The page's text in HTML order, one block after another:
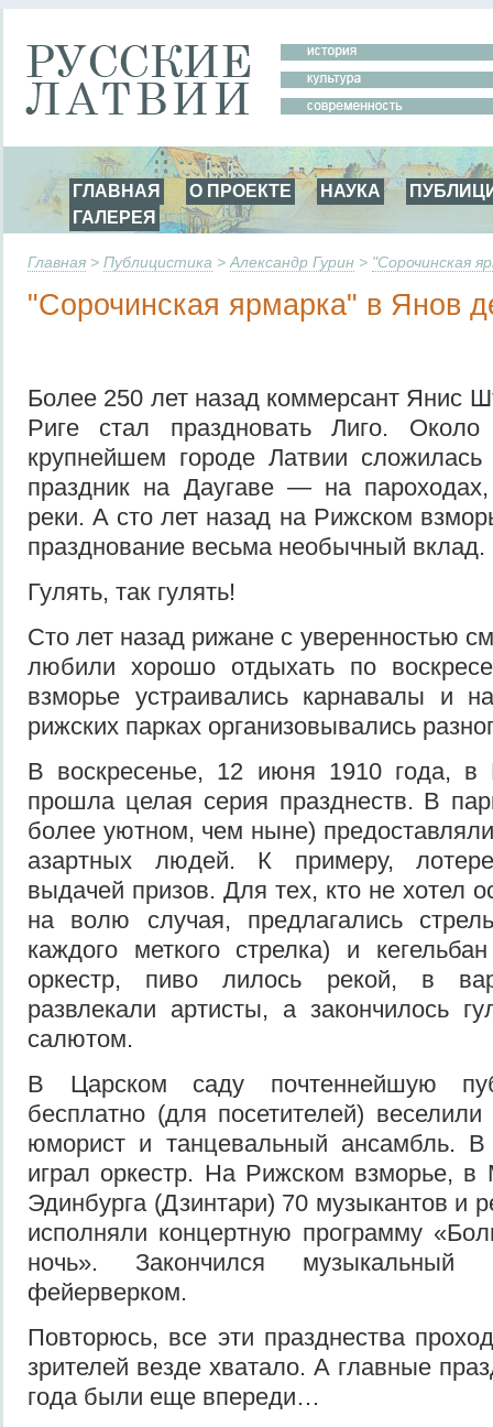
ГЛАВНАЯ О ПРОЕКТЕ НАУКА
ГАЛЕРЕЯ
Главная > Публицистика > Александр Гурин > "Сорочинская
"Сорочинская ярмарка" в Янов
Более 250 лет назад коммерсант Янис
Риге стал праздновать Лиго.
крупнейшем городе Латвии сложилась
праздник на Даугаве — на
реки. А сто лет назад на Рижском
празднование весьма необычный вклад.
Гулять, так гулять!
Сто лет назад рижане с уверенностью
любили хорошо отдыхать по
взморье устраивались карнавалы и
рижских парках организовывались
В воскресенье, 12 июня 1910 года, в
прошла целая серия празднеств. В
более уютном, чем ныне)
азартных людей. К примеру,
выдачей призов. Для тех, кто не хотел
на волю случая, предлагались
каждого меткого стрелка) и
оркестр, пиво лилось рекой, в
развлекали артисты, а закончилось
салютом.
В Царском саду почтеннейшую
бесплатно (для посетителей)
юморист и танцевальный ансамбль.
играл оркестр. На Рижском взморье, в
Эдинбурга (Дзинтари) 70 музыкантов и
исполняли концертную программу
ночь». Закончился музыкальный
фейерверком.
Повторюсь, все эти празднества
зрителей везде хватало. А главные
года были еще впереди…